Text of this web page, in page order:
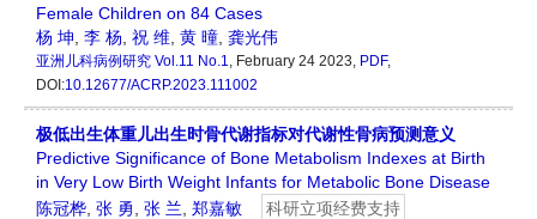
Female Children on 84 Cases
杨 坤 李 杨 祝 维 黄 曈 龚光伟
亚洲儿科病例研究 Vol.11 No.1, February 24 2023, PDF,
DOI:10.12677/ACRP.2023.111002
极低出生体重儿出生时骨代谢指标对代谢性骨病预测意义
Predictive Significance of Bone Metabolism Indexes at Birth
in Very Low Birth Weight Infants for Metabolic Bone Disease
陈冠桦 张 勇 张 兰 郑嘉敏 科研立项经费支持